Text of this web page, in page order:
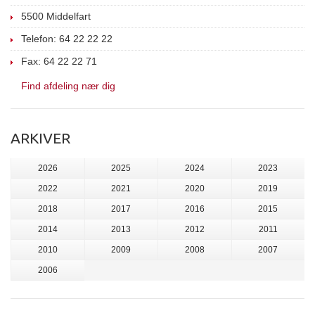
5500 Middelfart
Telefon: 64 22 22 22
Fax: 64 22 22 71
Find afdeling nær dig
ARKIVER
2026 2025 2024 2023
2022 2021 2020 2019
2018 2017 2016 2015
2014 2013 2012 2011
2010 2009 2008 2007
2006